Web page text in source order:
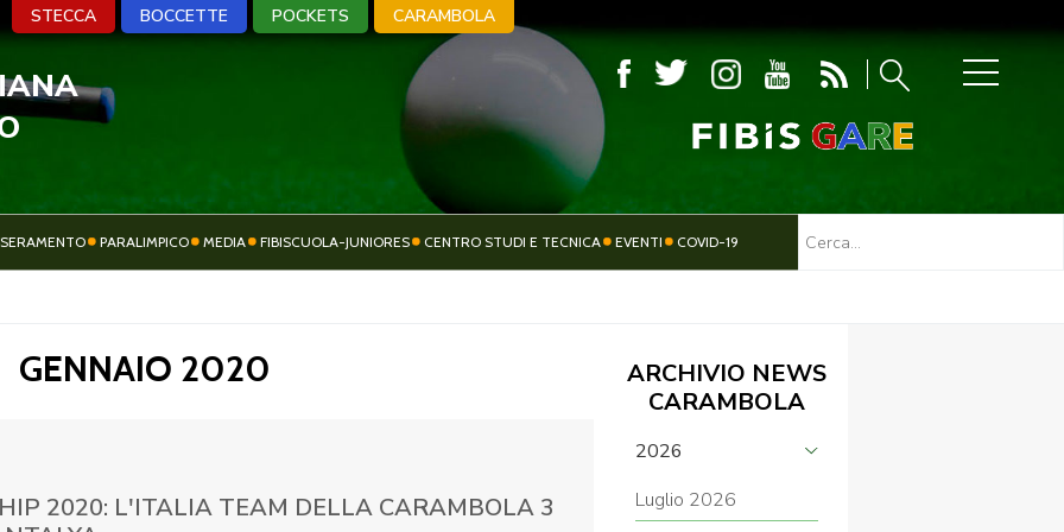
BOCCETTE CARAMBOLA
STECCA BOCCETTE POCKETS CARAMBOLA
PARALIMPICO MEDIA FIBISCUOLA-JUNIORES CENTRO STUDI E TECNICA EVENTI COVID-19
GENNAIO 2020
2020: L'ITALIA TEAM DELLA CARAMBOLA 3
ARCHIVIO NEWS
CARAMBOLA
2026
Luglio 2026